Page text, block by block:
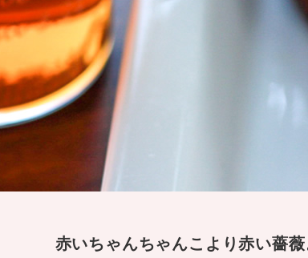
赤いちゃんちゃんこより赤い薔薇